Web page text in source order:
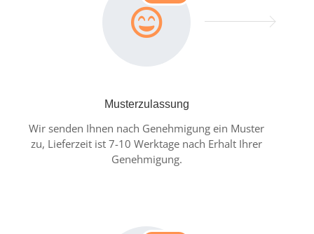
Musterzulassung
Wir senden Ihnen nach Genehmigung ein Muster
zu, Lieferzeit ist 7-10 Werktage nach Erhalt Ihrer
Genehmigung.